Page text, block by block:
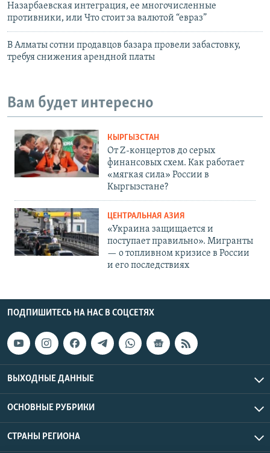
Назарбаевская интеграция, ее многочисленные
противники, или Что стоит за валютой “евраз”
В Алматы сотни продавцов базара провели забастовку,
требуя снижения арендной платы
Вам будет интересно
КЫРГЫЗСТАН
От Z-концертов до серых
финансовых схем. Как работает
«мягкая сила» России в
Кыргызстане?
ЦЕНТРАЛЬНАЯ АЗИЯ
«Украина защищается и
поступает правильно». Мигранты
— о топливном кризисе в России
и его последствиях
ПОДПИШИТЕСЬ НА НАС В СОЦСЕТЯХ
ВЫХОДНЫЕ ДАННЫЕ
ОСНОВНЫЕ РУБРИКИ
СТРАНЫ РЕГИОНА